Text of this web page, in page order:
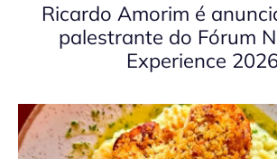
Ricardo Amorim é
palestrante do Fórum
Experience